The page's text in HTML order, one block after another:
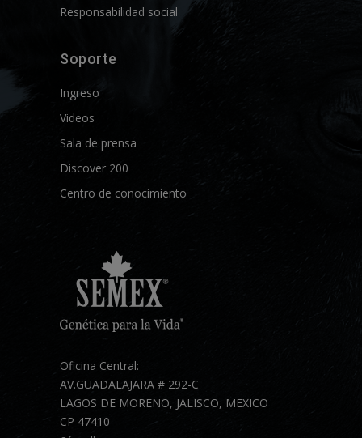
Responsabilidad social
Soporte
Ingreso
Videos
Sala de prensa
Discover 200
Centro de conocimiento
Oficina Central:
AV.GUADALAJARA # 292-C
LAGOS DE MORENO, JALISCO, MEXICO
CP 47410